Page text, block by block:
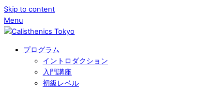
Skip to content
Menu
プログラム
イントロダクション
入門講座
初級レベル